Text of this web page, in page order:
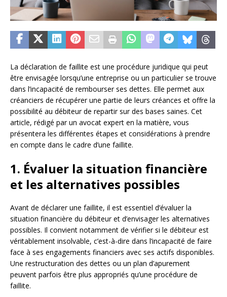
La déclaration de faillite est une procédure juridique qui peut
être envisagée lorsqu’une entreprise ou un particulier se trouve
dans l’incapacité de rembourser ses dettes. Elle permet aux
créanciers de récupérer une partie de leurs créances et offre la
possibilité au débiteur de repartir sur des bases saines. Cet
article, rédigé par un avocat expert en la matière, vous
présentera les différentes étapes et considérations à prendre
en compte dans le cadre d’une faillite.
1. Évaluer la situation financière
et les alternatives possibles
Avant de déclarer une faillite, il est essentiel d’évaluer la
situation financière du débiteur et d’envisager les alternatives
possibles. Il convient notamment de vérifier si le débiteur est
véritablement insolvable, c’est-à-dire dans l’incapacité de faire
face à ses engagements financiers avec ses actifs disponibles.
Une restructuration des dettes ou un plan d’apurement
peuvent parfois être plus appropriés qu’une procédure de
faillite.